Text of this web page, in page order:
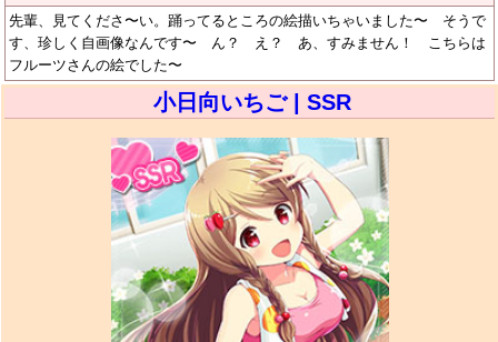
先輩、見てくださ〜い。踊ってるところの絵描いちゃいました〜 そうで
す、珍しく自画像なんです〜 ん？ え？ あ、すみません！ こちらは
フルーツさんの絵でした〜
小日向いちご | SSR